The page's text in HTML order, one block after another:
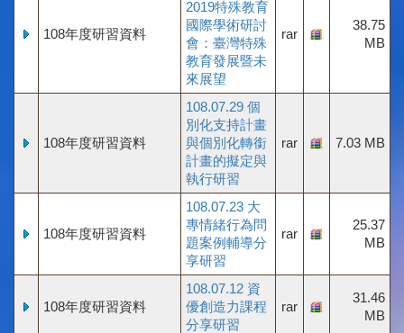
108年度研習資料
2019特殊教育
國際學術研討
會：臺灣特殊
教育發展暨未
來展望
rar
38.75
MB
108年度研習資料
108.07.29 個
別化支持計畫
與個別化轉銜
計畫的擬定與
執行研習
rar 7.03 MB
108年度研習資料
108.07.23 大
專情緒行為問
題案例輔導分
享研習
rar
25.37
MB
108年度研習資料
108.07.12 資
優創造力課程
分享研習
rar
31.46
MB